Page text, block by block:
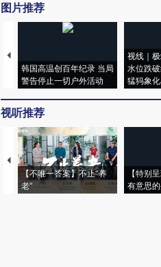
图片推荐
韩国高温创百年纪录 当局
警告停止一切户外活动
视线｜
水位跌
猛犸象
视听推荐
【不唯一答案】不止“养
老”
【特别
有意思